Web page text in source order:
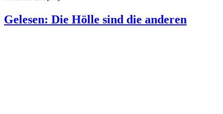
Gelesen: Die Hölle sind die anderen